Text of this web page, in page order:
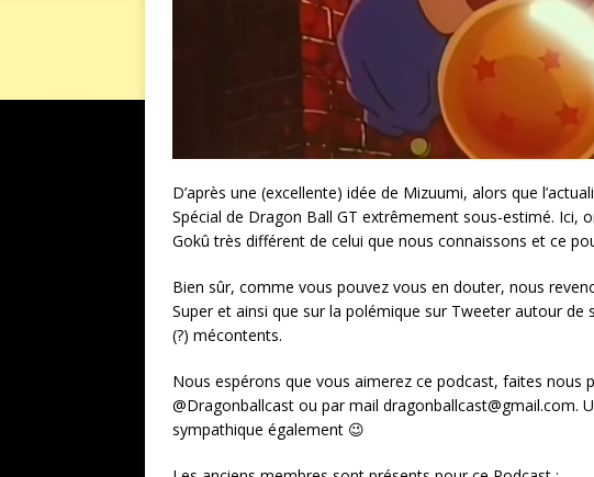
D’après une (excellente) idée de Mizuumi, alors que
Spécial de Dragon Ball GT extrêmement sous-estimé. Ici,
Gokû très différent de celui que nous connaissons et ce
Bien sûr, comme vous pouvez vous en douter, nous
Super et ainsi que sur la polémique sur Tweeter autour
(?) mécontents.
Nous espérons que vous aimerez ce podcast, faites nous
@Dragonballcast ou par mail dragonballcast@gmail.com.
sympathique également 😉